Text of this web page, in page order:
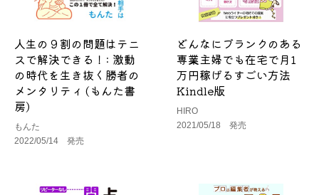
人生の９割の問題はテニ
スで解決できる！: 激動
の時代を生き抜く勝者の
メンタリティ (もんた書
房)
もんた
2022/05/14 発売
どんなにブランクのある
専業主婦でも在宅で月1
万円稼げるすごい方法
Kindle版
HIRO
2021/05/18 発売